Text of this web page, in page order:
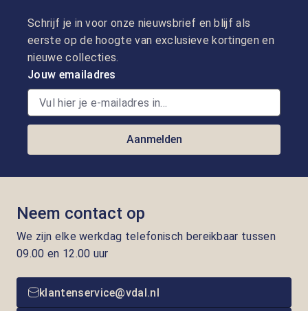
Schrijf je in voor onze nieuwsbrief en blijf als
eerste op de hoogte van exclusieve kortingen en
nieuwe collecties.
Jouw emailadres
Aanmelden
Neem contact op
We zijn elke werkdag telefonisch bereikbaar tussen
09.00 en 12.00 uur
klantenservice@vdal.nl